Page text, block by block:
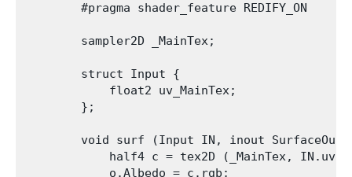
        #pragma shader_feature REDIFY_ON
        sampler2D _MainTex;
        struct Input {
            float2 uv_MainTex;
        };
void surf (Input IN, inout
half4 c = tex2D (_MainTex,
            o.Albedo = c.rgb;